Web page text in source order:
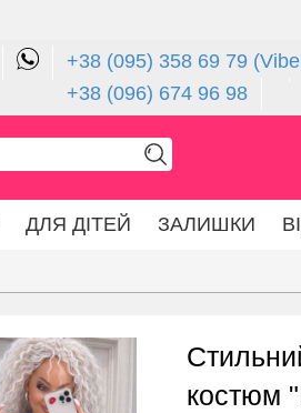
+38 (095) 358 69 79
+38 (096) 674 96 98
ДЛЯ ДІТЕЙ ЗАЛИШКИ
костюм